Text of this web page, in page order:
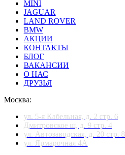
MINI
JAGUAR
LAND ROVER
BMW
АКЦИИ
КОНТАКТЫ
БЛОГ
ВАКАНСИИ
О НАС
ДРУЗЬЯ
Москва:
ул. 5-я Кабельная, д. 2 стр. 6
Дмитровское ш, д. 9 стр. 4
ул. Автозаводская, д. 20 стр. 8
ул. Ярмарочная 4А